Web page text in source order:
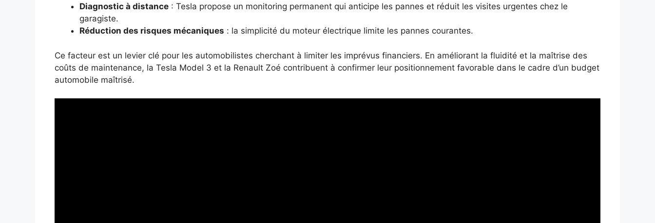
Diagnostic à distance : Tesla propose un monitoring permanent qui anticipe les pannes et réduit les visites urgentes chez le
garagiste.
Réduction des risques mécaniques : la simplicité du moteur électrique limite les pannes courantes.
Ce facteur est un levier clé pour les automobilistes cherchant à limiter les imprévus financiers. En améliorant la fluidité et la maîtrise des
coûts de maintenance, la Tesla Model 3 et la Renault Zoé contribuent à confirmer leur positionnement favorable dans le cadre d’un budget
automobile maîtrisé.